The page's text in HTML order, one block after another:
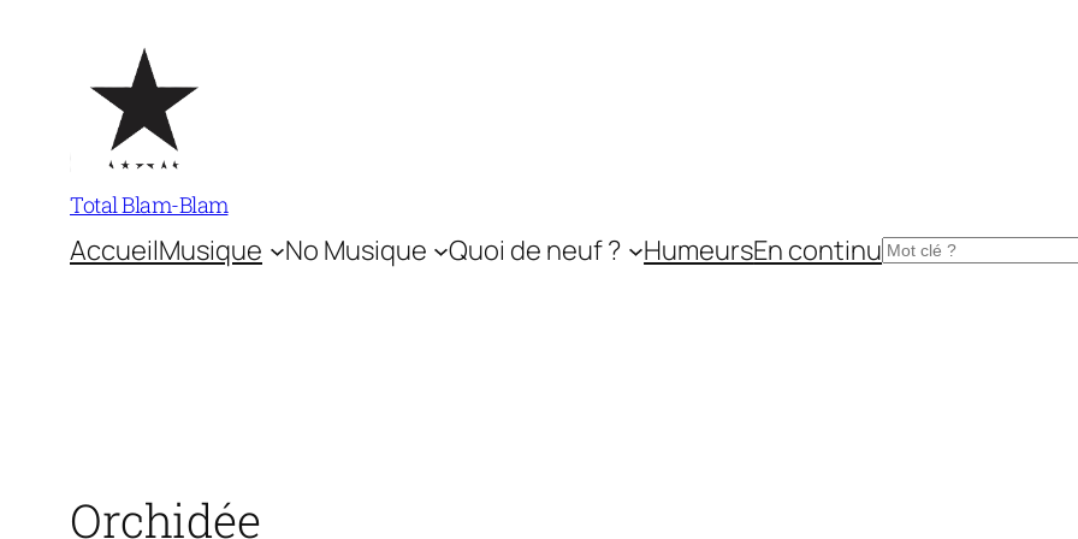
contenu
Total Blam-Blam
AccueilMusique No Musique Quoi de neuf ? HumeursEn continuRechercher
Orchidée